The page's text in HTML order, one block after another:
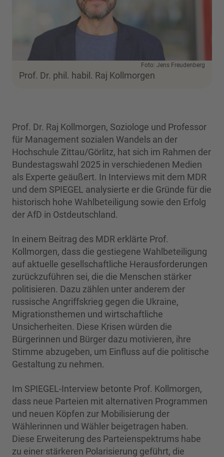
Foto: Jens Freudenberg
Prof. Dr. phil. habil. Raj Kollmorgen
​Prof. Dr. Raj Kollmorgen, Soziologe und Professor
für Management sozialen Wandels an der
Hochschule Zittau/Görlitz, hat sich im Rahmen der
Bundestagswahl 2025 in verschiedenen Medien
als Experte geäußert. In Interviews mit dem MDR
und dem SPIEGEL analysierte er die Gründe für die
historisch hohe Wahlbeteiligung sowie den Erfolg
der AfD in Ostdeutschland.
In einem Beitrag des MDR erklärte Prof.
Kollmorgen, dass die gestiegene Wahlbeteiligung
auf aktuelle gesellschaftliche Herausforderungen
zurückzuführen sei, die die Menschen stärker
politisieren. Dazu zählen unter anderem der
russische Angriffskrieg gegen die Ukraine,
Migrationsthemen und wirtschaftliche
Unsicherheiten. Diese Krisen würden die
Bürgerinnen und Bürger dazu motivieren, ihre
Stimme abzugeben, um Einfluss auf die politische
Gestaltung zu nehmen.
Im SPIEGEL-Interview betonte Prof. Kollmorgen,
dass neue Parteien mit alternativen Programmen
und neuen Köpfen zur Mobilisierung der
Wählerinnen und Wähler beigetragen haben.
Diese Erweiterung des Parteienspektrums habe
zu einer stärkeren Polarisierung geführt, die